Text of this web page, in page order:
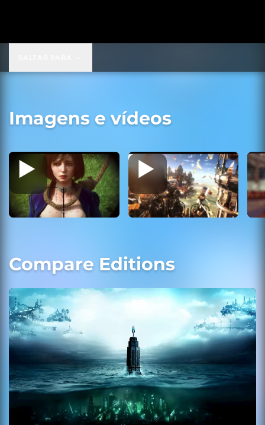
Imagens e vídeos
Compare Editions